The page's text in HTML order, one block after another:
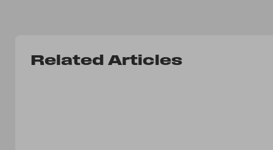
Related Articles